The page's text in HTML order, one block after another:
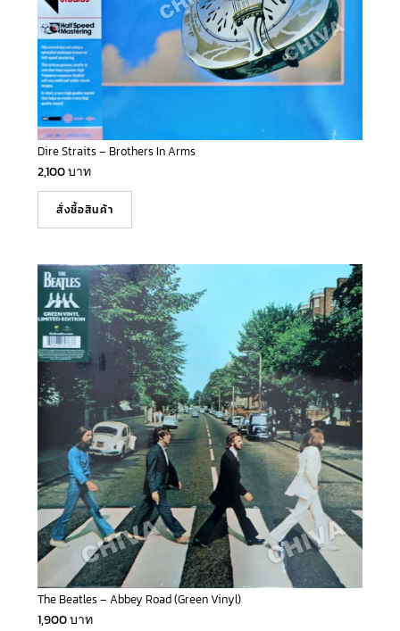
Dire Straits – Brothers In Arms
2,100บาท
สั่งซื้อสินค้า
The Beatles – Abbey Road (Green Vinyl)
1,900บาท